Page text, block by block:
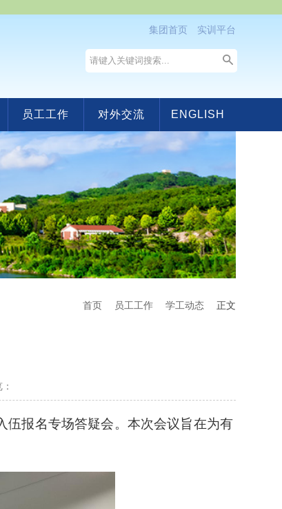
集团首页 实训平台
员工工作 对外交流 ENGLISH
首页 员工工作 学工动态 正文
伍报名专场答疑会。本次会议旨在为有